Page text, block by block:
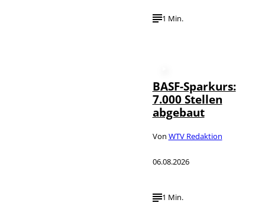
1 Min.
BASF-Sparkurs:
7.000 Stellen
abgebaut
Von WTV Redaktion
06.08.2026
1 Min.